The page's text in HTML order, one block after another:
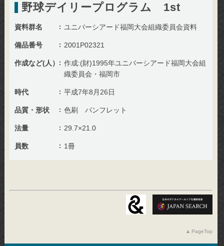
野球デイリープログラム 1st
資料群名 ユニバーシアード福岡大会組織委員会資料
備品番号 2001P02321
作成など(人）
作成:(財)1995年ユニバーシアード福岡大会組
織委員会・福岡市
時代 平成7年8月26日
品質・形状 色刷 パンフレット
法量 29.7×21.0
員数 1冊
PageTop